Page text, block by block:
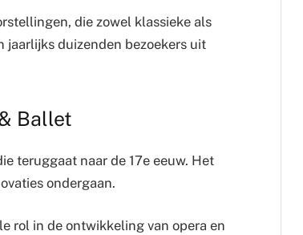
die zowel klassieke als
jaarlijks duizenden bezoekers uit
Ballet
teruggaat naar de 17e eeuw. Het
ondergaan.
rol in de ontwikkeling van opera en